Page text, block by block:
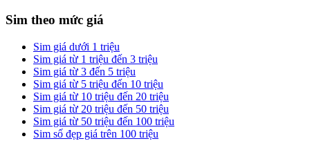
Sim theo mức giá
Sim giá dưới 1 triệu
Sim giá từ 1 triệu đến 3 triệu
Sim giá từ 3 đến 5 triệu
Sim giá từ 5 triệu đến 10 triệu
Sim giá từ 10 triệu đến 20 triệu
Sim giá từ 20 triệu đến 50 triệu
Sim giá từ 50 triệu đến 100 triệu
Sim số đẹp giá trên 100 triệu